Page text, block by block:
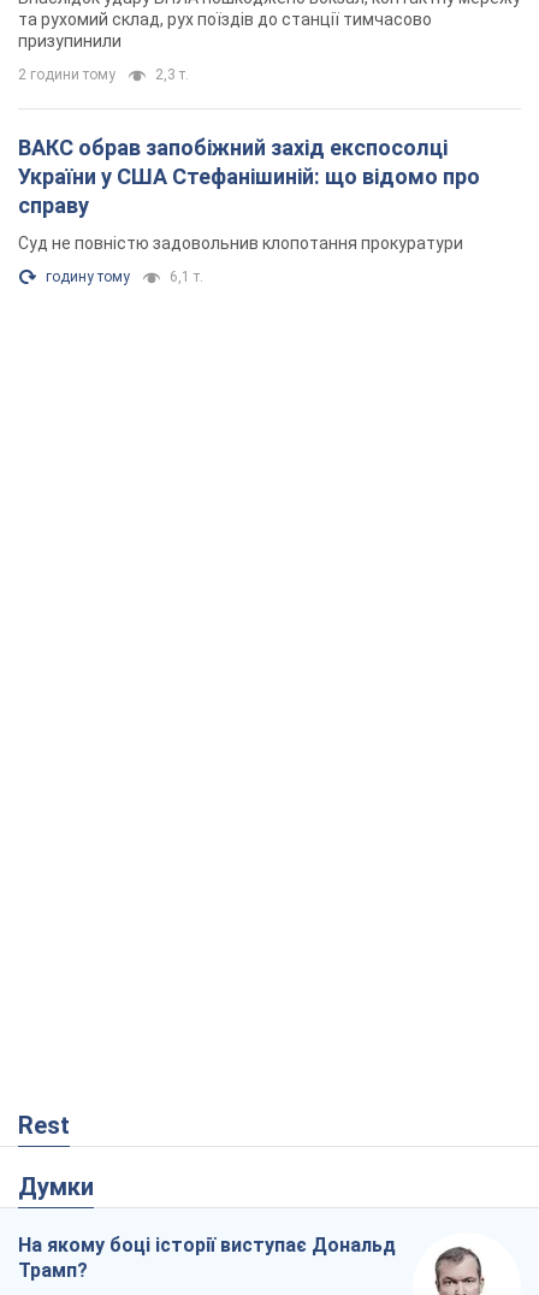
та рухомий склад, рух поїздів до станції тимчасово
призупинили
2 години тому 2,3 т.
ВАКС обрав запобіжний захід експосолці
України у США Стефанішиній: що відомо про
справу
Суд не повністю задовольнив клопотання прокуратури
годину тому 6,1 т.
Rest
Думки
На якому боці історії виступає Дональд
Трамп?